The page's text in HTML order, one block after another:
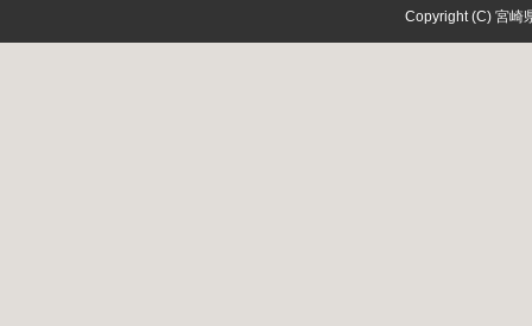
Copyright (C) 宮崎